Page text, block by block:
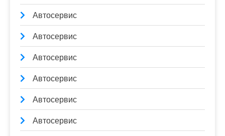
Автосервис
Автосервис
Автосервис
Автосервис
Автосервис
Автосервис